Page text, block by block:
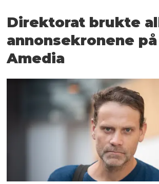
Direktorat brukte
annonsekronene på
Amedia